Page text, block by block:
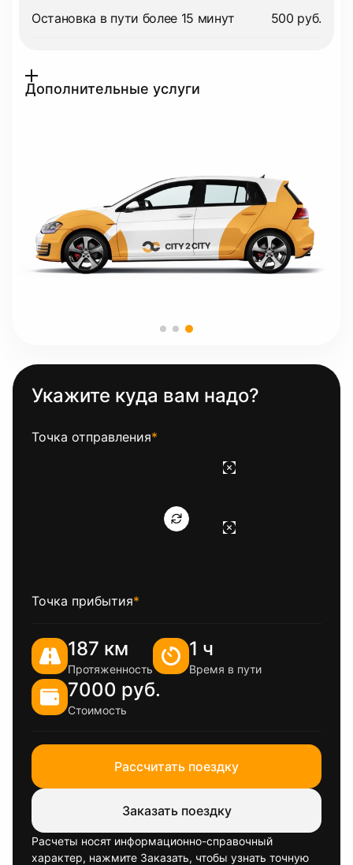
Остановка в пути более 15 минут 500 руб.
Дополнительные услуги
Укажите куда вам надо?
Точка отправления*
Точка прибытия*
187 км
Протяженность
1 ч
Время в пути
7000 руб.
Стоимость
Рассчитать поездку
Заказать поездку
Расчеты носят информационно-справочный
характер, нажмите Заказать, чтобы узнать точную